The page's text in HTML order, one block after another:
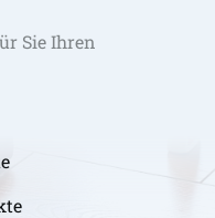
Sie Ihren